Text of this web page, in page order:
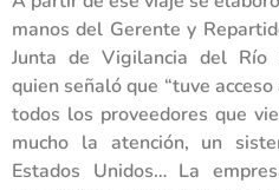
manos del Gerente y
Junta de Vigilancia del Río
quien señaló que “tuve
todos los proveedores que
mucho la atención, un
Estados Unidos… La